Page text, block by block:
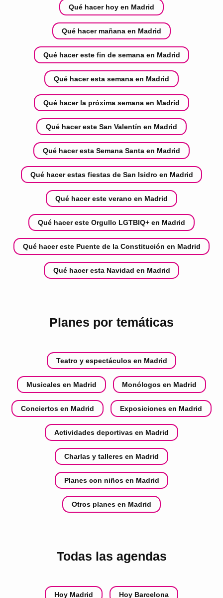
Qué hacer hoy en Madrid
Qué hacer mañana en Madrid
Qué hacer este fin de semana en Madrid
Qué hacer esta semana en Madrid
Qué hacer la próxima semana en Madrid
Qué hacer este San Valentín en Madrid
Qué hacer esta Semana Santa en Madrid
Qué hacer estas fiestas de San Isidro en Madrid
Qué hacer este verano en Madrid
Qué hacer este Orgullo LGTBIQ+ en Madrid
Qué hacer este Puente de la Constitución en Madrid
Qué hacer esta Navidad en Madrid
Planes por temáticas
Teatro y espectáculos en Madrid
Musicales en Madrid Monólogos en Madrid
Conciertos en Madrid Exposiciones en Madrid
Actividades deportivas en Madrid
Charlas y talleres en Madrid
Planes con niños en Madrid
Otros planes en Madrid
Todas las agendas
Hoy Madrid Hoy Barcelona